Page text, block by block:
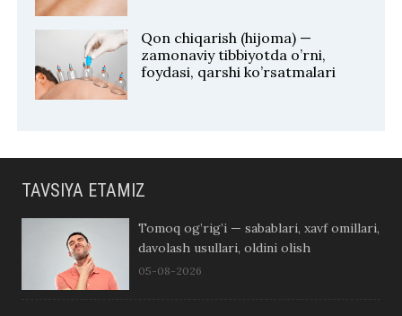
Qon chiqarish (hijoma) —
zamonaviy tibbiyotda o’rni,
foydasi, qarshi ko’rsatmalari
TAVSIYA ETAMIZ
Tomoq og’rig’i — sabablari, xavf omillari,
davolash usullari, oldini olish
05-08-2026